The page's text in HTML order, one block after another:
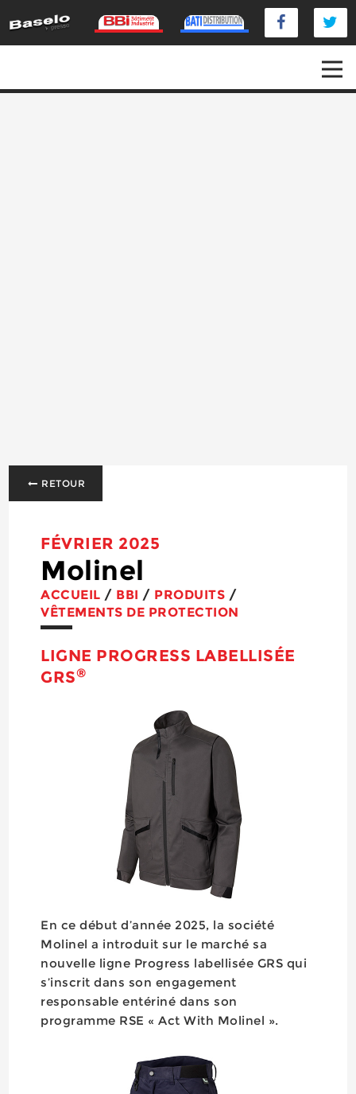
RETOUR
FÉVRIER 2025
Molinel
ACCUEIL / BBI / PRODUITS /
VÊTEMENTS DE PROTECTION
LIGNE PROGRESS LABELLISÉE
GRS®
En ce début d’année 2025, la société
Molinel a introduit sur le marché sa
nouvelle ligne Progress labellisée GRS qui
s’inscrit dans son engagement
responsable entériné dans son
programme RSE « Act With Molinel ».